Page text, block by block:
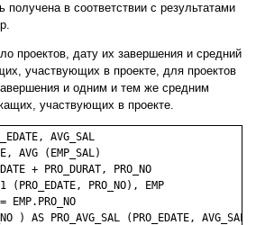
получена в соответствии с результатами
проектов, дату их завершения и средний
участвующих в проекте, для проектов
и одним и тем же средним
участвующих в проекте.
AVG_SAL
AVG (EMP_SAL)
+ PRO_DURAT, PRO_NO
(PRO_EDATE, PRO_NO), EMP
EMP.PRO_NO
) AS PRO_AVG_SAL (PRO_EDATE, AVG_SAL)